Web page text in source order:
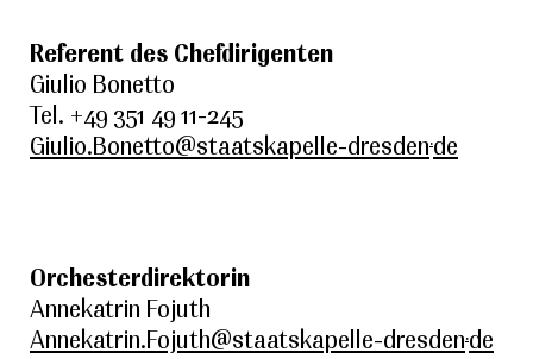
Referent des Chefdirigenten
Giulio Bonetto
Tel. +49 351 49 11-245
Giulio.Bonetto@staatskapelle-dresden.de
Orchesterdirektorin
Annekatrin Fojuth
Annekatrin.Fojuth@staatskapelle-dresden.de